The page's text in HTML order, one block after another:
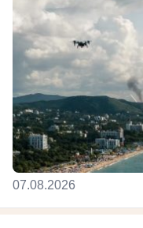
07.08.2026